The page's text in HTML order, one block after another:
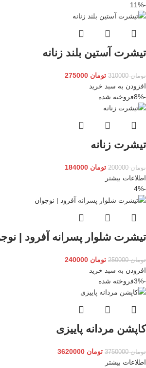
-11%
تیشرت آستین بلند زنانه
تومان310000 تومان
افزودن به سبد خرید
-8%
فروخته شده
تیشرت زنانه
تومان200000 تومان
اطلاعات بیشتر
-4%
تیشرت شلوار پسرانه آفرود |
تومان250000 تومان
افزودن به سبد خرید
-3%
فروخته شده
کاپشن مردانه پاییزی
تومان3750000 تومان
اطلاعات بیشتر